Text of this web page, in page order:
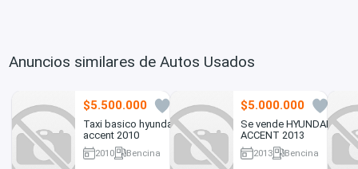
Anuncios similares de Autos Usados
$5.500.000
Taxi basico hyundai
accent 2010
2010
Bencina
$5.000.000
Se vende HYUNDAI
ACCENT 2013
2013
Bencina